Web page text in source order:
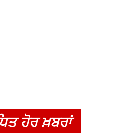
ਹੋਰ ਖ਼ਬਰਾਂ